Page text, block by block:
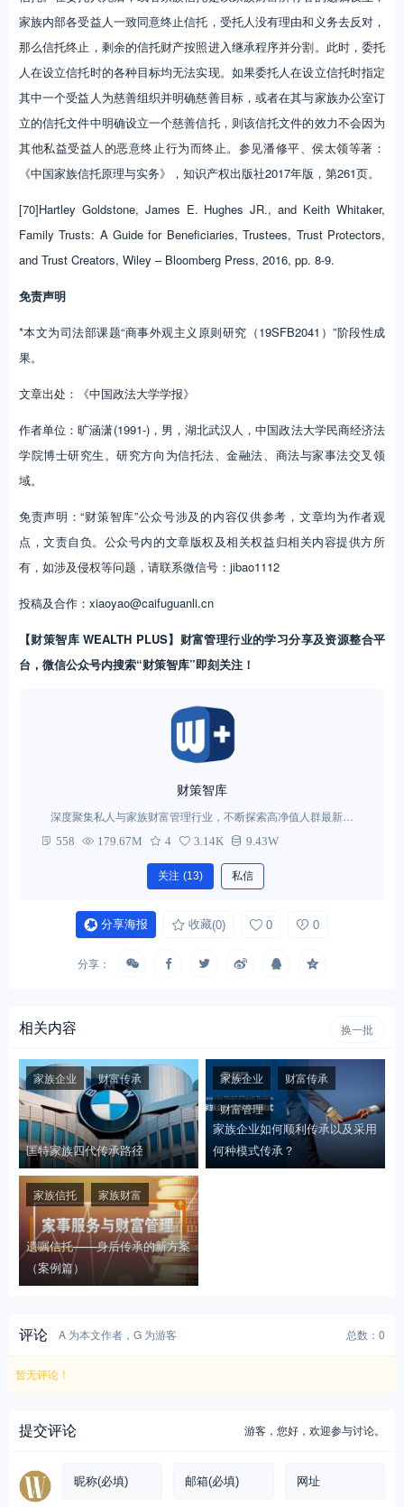
家族内部各受益人一致同意终止信托，受托人没有理由和义务去反对，
那么信托终止，剩余的信托财产按照进入继承程序并分割。此时，委托
人在设立信托时的各种目标均无法实现。如果委托人在设立信托时指定
其中一个受益人为慈善组织并明确慈善目标，或者在其与家族办公室订
立的信托文件中明确设立一个慈善信托，则该信托文件的效力不会因为
其他私益受益人的恶意终止行为而终止。参见潘修平、侯太领等著：
《中国家族信托原理与实务》，知识产权出版社2017年版，第261页。
[70]Hartley Goldstone, James E. Hughes JR., and Keith Whitaker,
Family Trusts: A Guide for Beneficiaries, Trustees, Trust Protectors,
and Trust Creators, Wiley – Bloomberg Press, 2016, pp. 8-9.
免责声明
*本文为司法部课题“商事外观主义原则研究（19SFB2041）”阶段性成
果。
文章出处：《中国政法大学学报》
作者单位：旷涵潇(1991-)，男，湖北武汉人，中国政法大学民商经济法
学院博士研究生。研究方向为信托法、金融法、商法与家事法交叉领
域。
免责声明：“财策智库”公众号涉及的内容仅供参考，文章均为作者观
点，文责自负。公众号内的文章版权及相关权益归相关内容提供方所
有，如涉及侵权等问题，请联系微信号：jibao1112
投稿及合作：xiaoyao@caifuguanli.cn
【财策智库 WEALTH PLUS】财富管理行业的学习分享及资源整合平
台，微信公众号内搜索“财策智库”即刻关注！
财策智库
深度聚集私人与家族财富管理行业，不断探索高净值人群最新需
求。
558 179.67M 4 3.14K 9.43W
关注 (13) 私信
分享海报 收藏(0) 0 0
分享：
相关内容 换一批
匡特家族四代传承路径
家族企业 财富传承
家族企业如何顺利传承以及采用
何种模式传承？
家族企业
财富传承
财富管理
遗嘱信托——身后传承的新方案
（案例篇）
家族信托 家族财富
评论 A 为本文作者，G 为游客 总数：0
暂无评论！
提交评论 游客，您好，欢迎参与讨论。